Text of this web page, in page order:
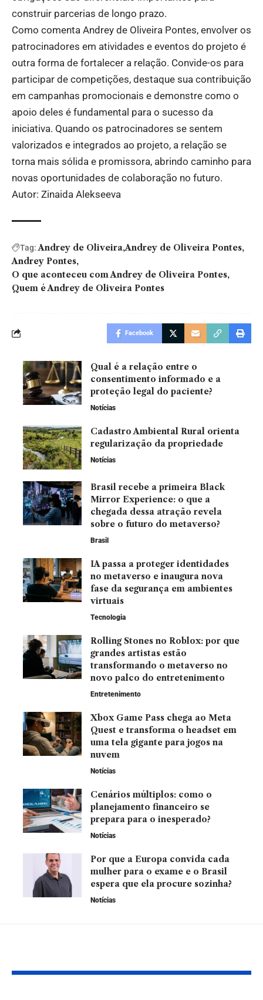
construir parcerias de longo prazo.
Como comenta Andrey de Oliveira Pontes, envolver os
patrocinadores em atividades e eventos do projeto é
outra forma de fortalecer a relação. Convide-os para
participar de competições, destaque sua contribuição
em campanhas promocionais e demonstre como o
apoio deles é fundamental para o sucesso da
iniciativa. Quando os patrocinadores se sentem
valorizados e integrados ao projeto, a relação se
torna mais sólida e promissora, abrindo caminho para
novas oportunidades de colaboração no futuro.
Autor: Zinaida Alekseeva
Tag: Andrey de Oliveira Andrey de Oliveira Pontes
Andrey Pontes
O que aconteceu com Andrey de Oliveira Pontes
Quem é Andrey de Oliveira Pontes
Facebook
Qual é a relação entre o
consentimento informado e a
proteção legal do paciente?
Notícias
Cadastro Ambiental Rural orienta
regularização da propriedade
Notícias
Brasil recebe a primeira Black
Mirror Experience: o que a
chegada dessa atração revela
sobre o futuro do metaverso?
Brasil
IA passa a proteger identidades
no metaverso e inaugura nova
fase da segurança em ambientes
virtuais
Tecnologia
Rolling Stones no Roblox: por que
grandes artistas estão
transformando o metaverso no
novo palco do entretenimento
Entretenimento
Xbox Game Pass chega ao Meta
Quest e transforma o headset em
uma tela gigante para jogos na
nuvem
Notícias
Cenários múltiplos: como o
planejamento financeiro se
prepara para o inesperado?
Notícias
Por que a Europa convida cada
mulher para o exame e o Brasil
espera que ela procure sozinha?
Notícias